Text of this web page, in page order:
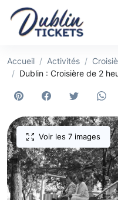
Accueil Activités
Dublin : Croisière de 2
Voir les 7 images